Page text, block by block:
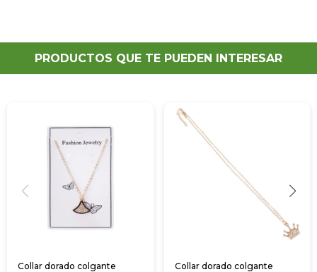
PRODUCTOS QUE TE PUEDEN INTERESAR
Collar dorado colgante
Collar dorado colgante